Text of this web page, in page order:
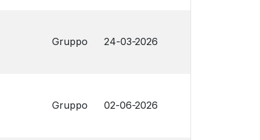
Gruppo 24-03-2026
Gruppo 02-06-2026